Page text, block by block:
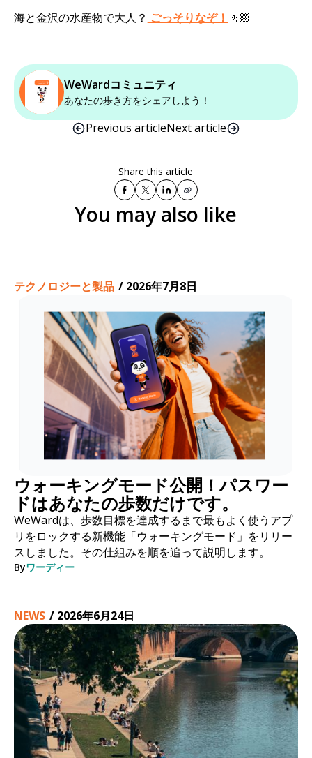
海と金沢の水産物で大人？ ごっそりなぞ！ 🚶🏼
WeWardコミュニティ
あなたの歩き方をシェアしよう！
Previous articleNext article
Share this article
You may also like
テクノロジーと製品 / 2026年7月8日
ウォーキングモード公開！パスワー
ドはあなたの歩数だけです。
WeWardは、歩数目標を達成するまで最もよく使うアプ
リをロックする新機能「ウォーキングモード」をリリー
スしました。その仕組みを順を追って説明します。
Byワーディー
NEWS / 2026年6月24日